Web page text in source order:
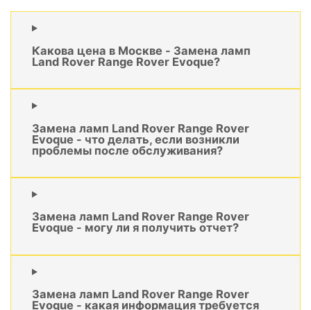
Какова цена в Москве - Замена ламп
Land Rover Range Rover Evoque?
Замена ламп Land Rover Range Rover
Evoque - что делать, если возникли
проблемы после обслуживания?
Замена ламп Land Rover Range Rover
Evoque - могу ли я получить отчет?
Замена ламп Land Rover Range Rover
Evoque - какая информация требуется